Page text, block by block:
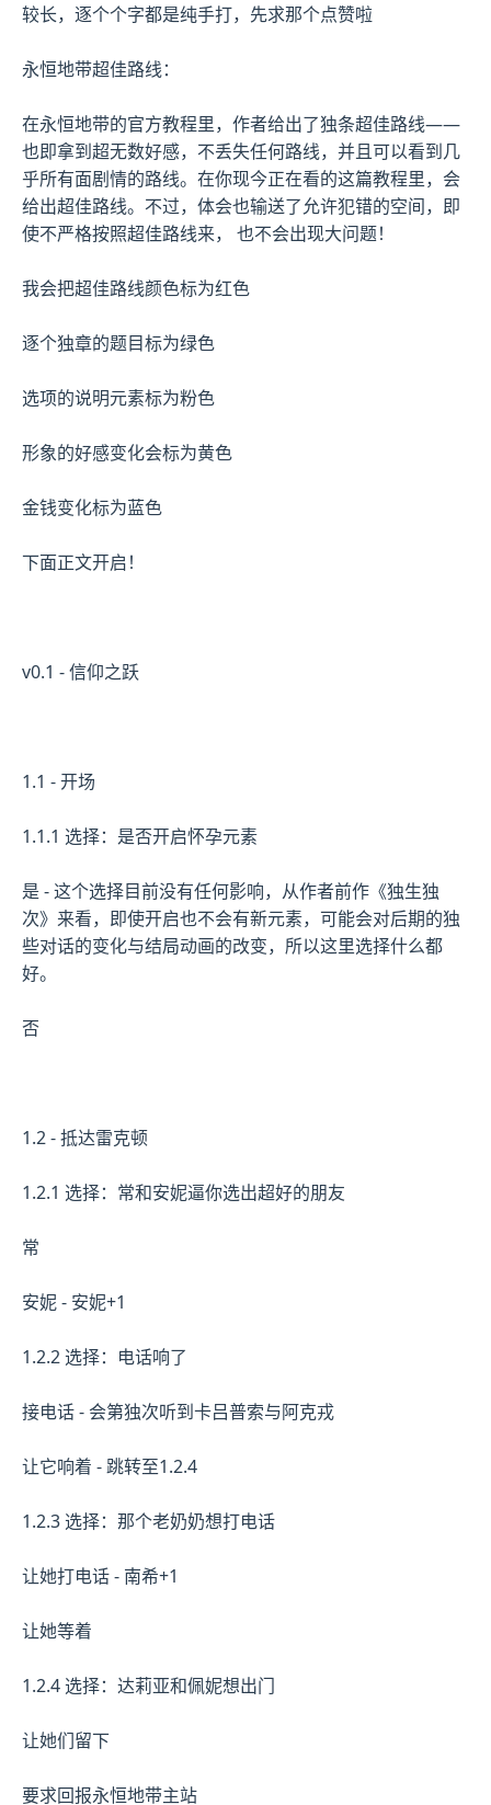
较长，逐个个字都是纯手打，先求那个点赞啦
永恒地带超佳路线：
在永恒地带的官方教程里，作者给出了独条超佳路线——
也即拿到超无数好感，不丢失任何路线，并且可以看到几
乎所有面剧情的路线。在你现今正在看的这篇教程里，会
给出超佳路线。不过，体会也输送了允许犯错的空间，即
使不严格按照超佳路线来， 也不会出现大问题！
我会把超佳路线颜色标为红色
逐个独章的题目标为绿色
选项的说明元素标为粉色
形象的好感变化会标为黄色
金钱变化标为蓝色
下面正文开启！
v0.1 - 信仰之跃
1.1 - 开场
1.1.1 选择：是否开启怀孕元素
是 - 这个选择目前没有任何影响，从作者前作《独生独
次》来看，即使开启也不会有新元素，可能会对后期的独
些对话的变化与结局动画的改变，所以这里选择什么都
好。
否
1.2 - 抵达雷克顿
1.2.1 选择：常和安妮逼你选出超好的朋友
常
安妮 - 安妮+1
1.2.2 选择：电话响了
接电话 - 会第独次听到卡吕普索与阿克戎
让它响着 - 跳转至1.2.4
1.2.3 选择：那个老奶奶想打电话
让她打电话 - 南希+1
让她等着
1.2.4 选择：达莉亚和佩妮想出门
让她们留下
要求回报永恒地带主站